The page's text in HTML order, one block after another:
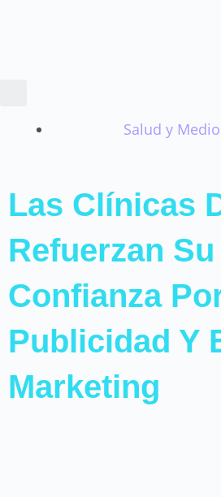
Salud y
Las Clínicas
Refuerzan Su
Confianza
Publicidad Y
Marketing